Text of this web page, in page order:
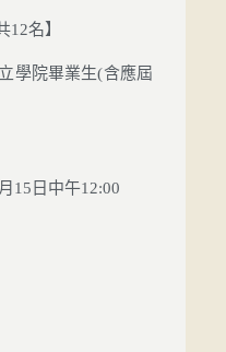
名】
學院畢業生(含應屆
15日中午12:00